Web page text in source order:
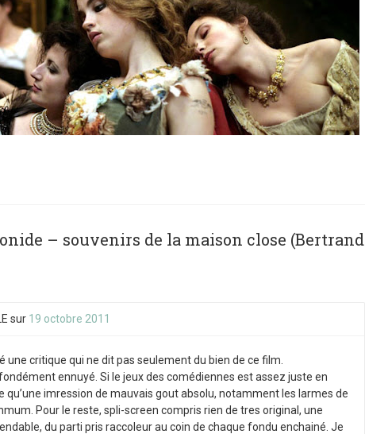
– souvenirs de la maison close (Bertrand
sur 19 octobre 2011
une critique qui ne dit pas seulement du bien de ce film.
ennuyé. Si le jeux des comédiennes est assez juste en
qu’une imression de mauvais gout absolu, notamment les larmes de
Pour le reste, spli-screen compris rien de tres original, une
du parti pris raccoleur au coin de chaque fondu enchainé. Je